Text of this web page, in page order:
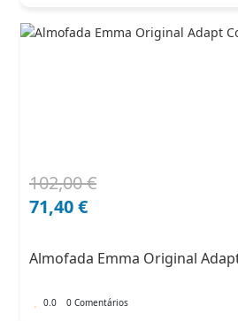
102,00€
O
preço
102,00 €.
71,40€
O
preço
71,40 €.
Almofada Emma Original
0.0 0 Comentários